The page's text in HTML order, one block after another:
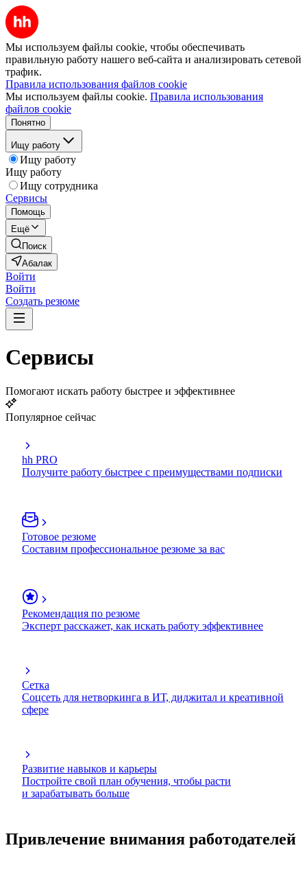
Мы используем файлы cookie, чтобы обеспечивать
правильную работу нашего веб-сайта и анализировать сетевой
трафик.
Правила использования файлов cookie
Мы используем файлы cookie. Правила использования
файлов cookie
Понятно
Ищу работу
Ищу работу
Ищу работу
Ищу сотрудника
Сервисы
Помощь
Ещё
Поиск
Абалак
Войти
Войти
Создать резюме
Сервисы
Помогают искать работу быстрее и эффективнее
Популярное сейчас
hh PRO
Получите работу быстрее с преимуществами подписки
Готовое резюме
Составим профессиональное резюме за вас
Рекомендация по резюме
Эксперт расскажет, как искать работу эффективнее
Сетка
Соцсеть для нетворкинга в ИТ, диджитал и креативной
сфере
Развитие навыков и карьеры
Постройте свой план обучения, чтобы расти
и зарабатывать больше
Привлечение внимания работодателей